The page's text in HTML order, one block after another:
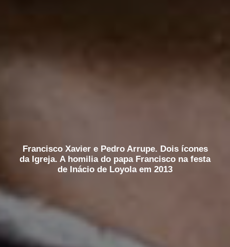
Francisco Xavier e Pedro Arrupe. Dois ícones
da Igreja. A homilia do papa Francisco na festa
de Inácio de Loyola em 2013